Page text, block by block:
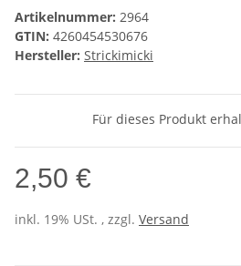
Artikelnummer: 2964
GTIN: 4260454530676
Hersteller: Strickimicki
Für dieses Produkt
2,50 €
inkl. 19% USt. , zzgl. Versand